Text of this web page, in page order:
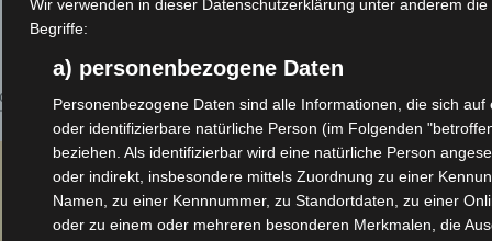
Wir verwenden in dieser Datenschutzerklärung unter anderem die
Begriffe:
a) personenbezogene Daten
Personenbezogene Daten sind alle Informationen, die sich auf
oder identifizierbare natürliche Person (im Folgenden
beziehen. Als identifizierbar wird eine natürliche Person
oder indirekt, insbesondere mittels Zuordnung zu einer
Namen, zu einer Kennnummer, zu Standortdaten, zu einer
oder zu einem oder mehreren besonderen Merkmalen, die